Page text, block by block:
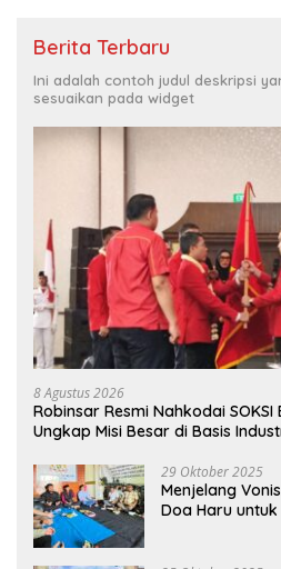
Berita Terbaru
Ini adalah contoh judul deskripsi
sesuaikan pada widget
8 Agustus 2026
Robinsar Resmi Nahkodai SOKSI
Ungkap Misi Besar di Basis
29 Oktober 2025
Menjelang
Doa Haru